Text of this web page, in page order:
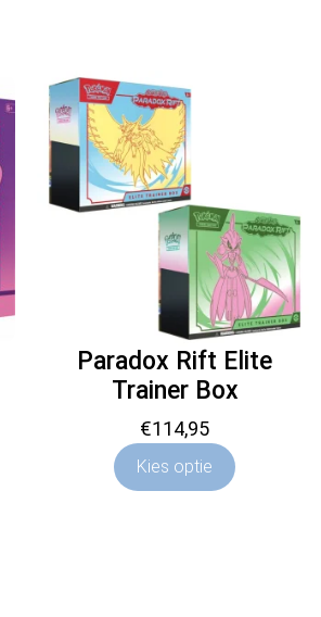
Paradox Rift Elite
Trainer Box
€114,95
Kies optie